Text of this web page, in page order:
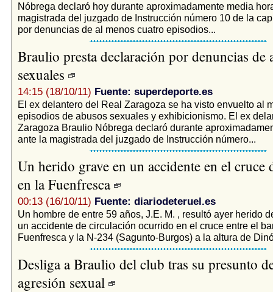
Nóbrega declaró hoy durante aproximadamente media
magistrada del juzgado de Instrucción número 10 de la
por denuncias de al menos cuatro episodios...
Braulio presta declaración por denuncias de
sexuales
14:15 (18/10/11) Fuente: superdeporte.es
El ex delantero del Real Zaragoza se ha visto envuelto al
episodios de abusos sexuales y exhibicionismo. El ex
Zaragoza Braulio Nóbrega declaró durante
ante la magistrada del juzgado de Instrucción número...
Un herido grave en un accidente en el cruce
en la Fuenfresca
00:13 (16/10/11) Fuente: diariodeteruel.es
Un hombre de entre 59 años, J.E. M. , resultó ayer herido
un accidente de circulación ocurrido en el cruce entre el
Fuenfresca y la N-234 (Sagunto-Burgos) a la altura de
Desliga a Braulio del club tras su presunto
agresión sexual